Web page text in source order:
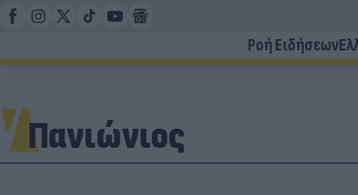
Ροή Ειδήσεων
Πανιώνιος